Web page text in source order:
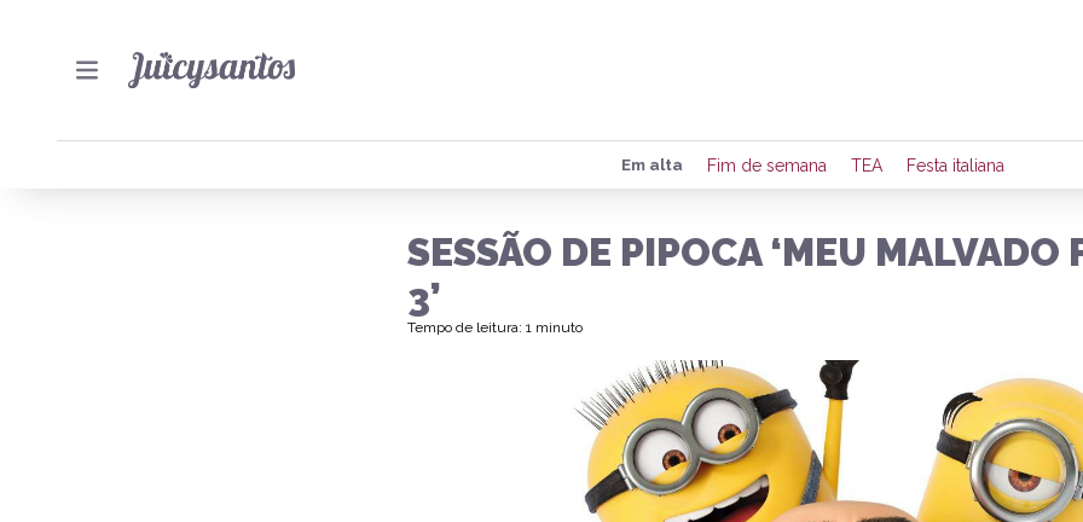
Preencha seus dados para
de eventos e notícias da
Em alta Fim de semana TEA Festa italiana
SESSÃO DE PIPOCA ‘MEU MALVADO
3’
Tempo de leitura: 1 minuto